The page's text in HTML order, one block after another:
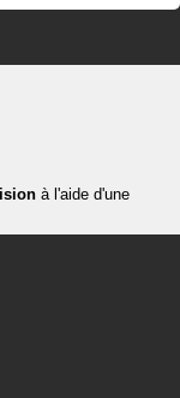
à l'aide d'une